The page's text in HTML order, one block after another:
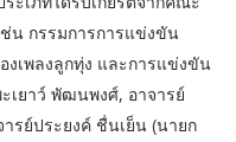
น กรรมการการแข่งขัน
เพลงลูกทุ่ง และการแข่งขัน
เยาว์ พัฒนพงศ์, อาจารย์
รย์ประยงค์ ชื่นเย็น (นายก